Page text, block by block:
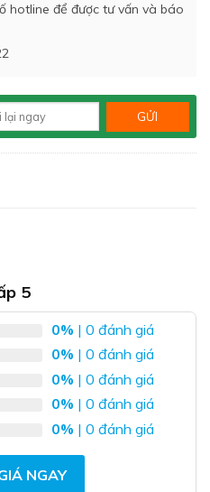
hotline để được tư vấn và báo
5
0% | 0 đánh giá
0% | 0 đánh giá
0% | 0 đánh giá
0% | 0 đánh giá
0% | 0 đánh giá
NGAY